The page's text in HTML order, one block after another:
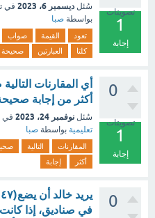
تصويتات
1
إجابة
سُئل ديسمبر 6، 2023 في
بواسطة صبا
تعود القيمة صواب
كلتا
العبارتين صحيحة
0
تصويتات
1
إجابة
أي المقارنات
أكثر من إجابة
سُئل نوفمبر 24، 2023 في
تعليمية بواسطة صبا
المقارنات التالية
أكثر
إجابة
0
في صناديق، إذا